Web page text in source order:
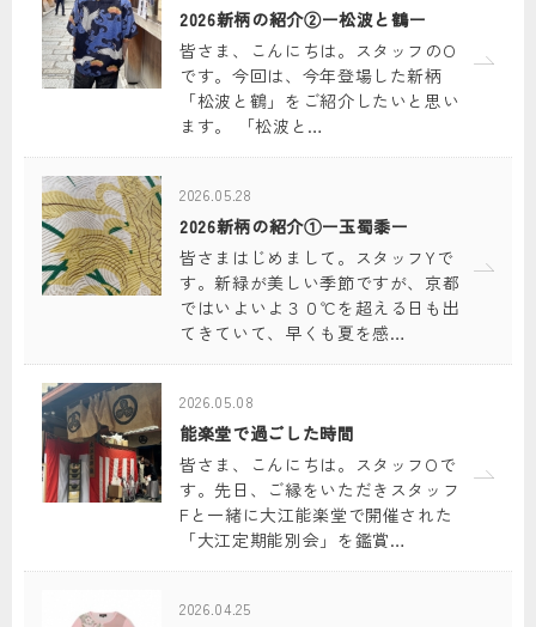
2026新柄の紹介②ー松波と鶴ー
皆さま、こんにちは。スタッフのO
です。今回は、今年登場した新柄
「松波と鶴」をご紹介したいと思い
ます。 「松波と…
2026.05.28
2026新柄の紹介①ー玉蜀黍ー
皆さまはじめまして。スタッフYで
す。新緑が美しい季節ですが、京都
ではいよいよ３０℃を超える日も出
てきていて、早くも夏を感…
2026.05.08
能楽堂で過ごした時間
皆さま、こんにちは。スタッフOで
す。先日、ご縁をいただきスタッフ
Fと一緒に大江能楽堂で開催された
「大江定期能別会」を鑑賞…
2026.04.25